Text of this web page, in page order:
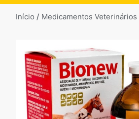
Início / Medicamentos Veterinários